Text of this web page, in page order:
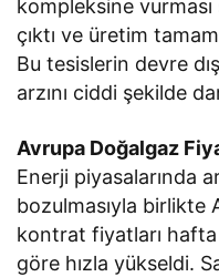
kompleksine vurması
çıktı ve üretim
Bu tesislerin devre
arzını ciddi şekilde
Avrupa Doğalgaz
Enerji piyasalarında
bozulmasıyla birlikte
kontrat fiyatları
göre hızla yükseldi.